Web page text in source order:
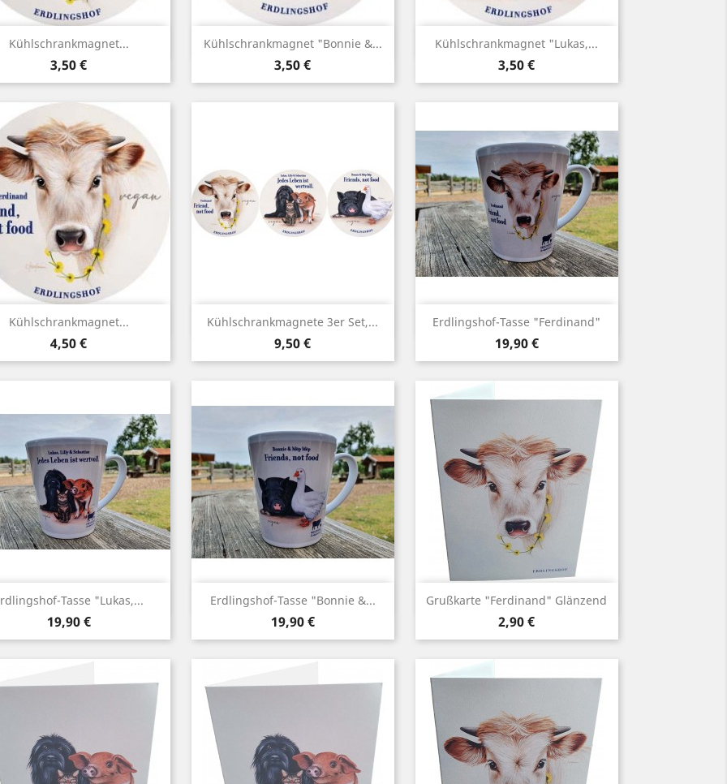
Kühlschrankmagnet...
Preis
3,50 €
Vorschau Kühlschrankmagnet "Bonnie &...
Preis
3,50 €
Vorschau Kühlschrankmagnet "Lukas,...
Preis
3,50 €
Vorschau
Kühlschrankmagnet...
Preis
4,50 €
Vorschau Kühlschrankmagnete 3er Set,...
Preis
9,50 €
Vorschau Erdlingshof-Tasse "Ferdinand"
Preis
19,90 €
Vorschau
Tasse "Lukas,...
Preis
19,90 €
Vorschau Erdlingshof-Tasse "Bonnie &...
Preis
19,90 €
Vorschau Grußkarte "Ferdinand" Glänzend
Preis
2,90 €
Vorschau